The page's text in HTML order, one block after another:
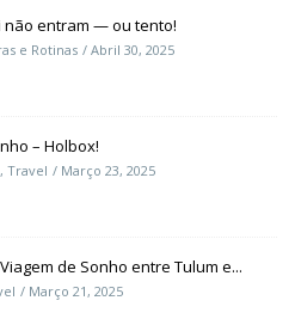
não entram — ou tento!
e Rotinas Abril 30, 2025
– Holbox!
, Travel Março 23, 2025
de Sonho entre Tulum e...
Março 21, 2025